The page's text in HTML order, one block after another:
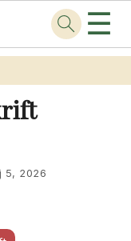
☰
5, 2026